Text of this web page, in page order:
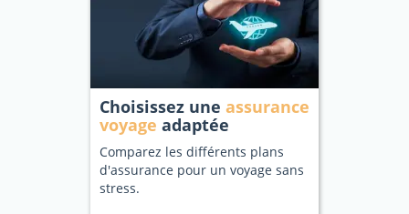
Choisissez une assurance
voyage adaptée
Comparez les différents plans
d'assurance pour un voyage sans
stress.